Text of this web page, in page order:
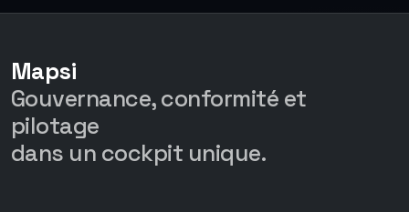
Mapsi
Gouvernance, conformité et
pilotage
dans un cockpit unique.